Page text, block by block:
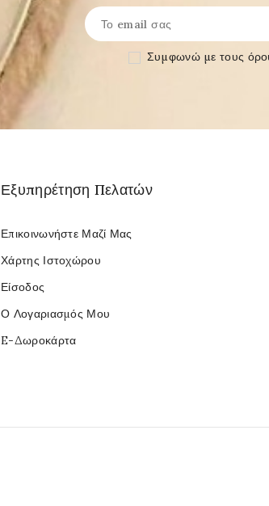
Συμφωνώ με τους
Εξυπηρέτηση Πελατών
Επικοινωνήστε Μαζί Μας
Χάρτης Ιστοχώρου
Είσοδος
Ο Λογαριασμός Μου
E-Δωροκάρτα